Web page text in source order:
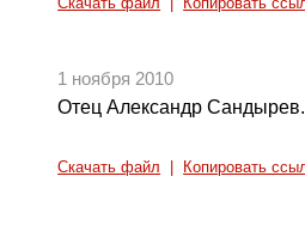
Скачать файл Копировать
1 ноября 2010
Отец Александр
Скачать файл Копировать